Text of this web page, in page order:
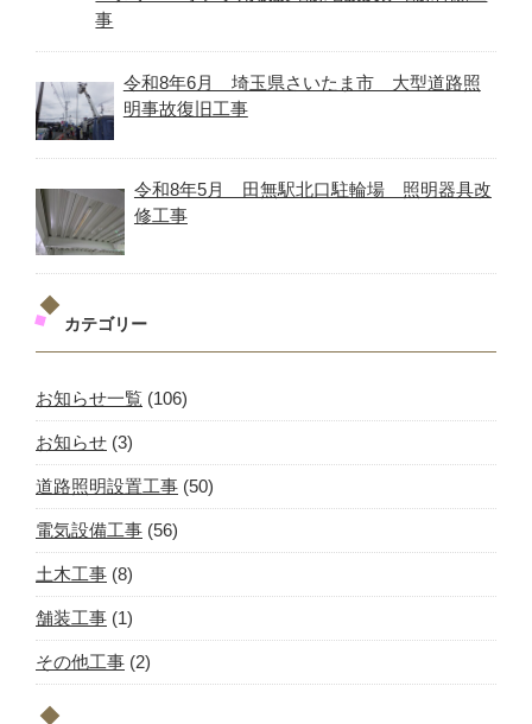
事
令和8年6月 埼玉県さいたま市 大型道路照
明事故復旧工事
令和8年5月 田無駅北口駐輪場 照明器具改
修工事
カテゴリー
お知らせ一覧 (106)
お知らせ (3)
道路照明設置工事 (50)
電気設備工事 (56)
土木工事 (8)
舗装工事 (1)
その他工事 (2)